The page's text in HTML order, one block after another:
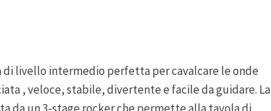
livello intermedio perfetta per cavalcare le onde
, veloce, stabile, divertente e facile da guidare. La